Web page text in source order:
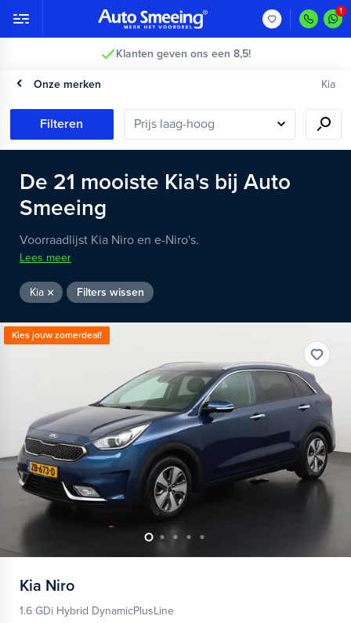
2 jaar garantie >
Onze merken Kia
Filteren
De 21 mooiste Kia's bij Auto
Smeeing
Voorraadlijst Kia Niro en e-Niro's.
Lees meer
Kia Filters wissen
Kies jouw zomerdeal!
Kia Niro
1.6 GDi Hybrid DynamicPlusLine